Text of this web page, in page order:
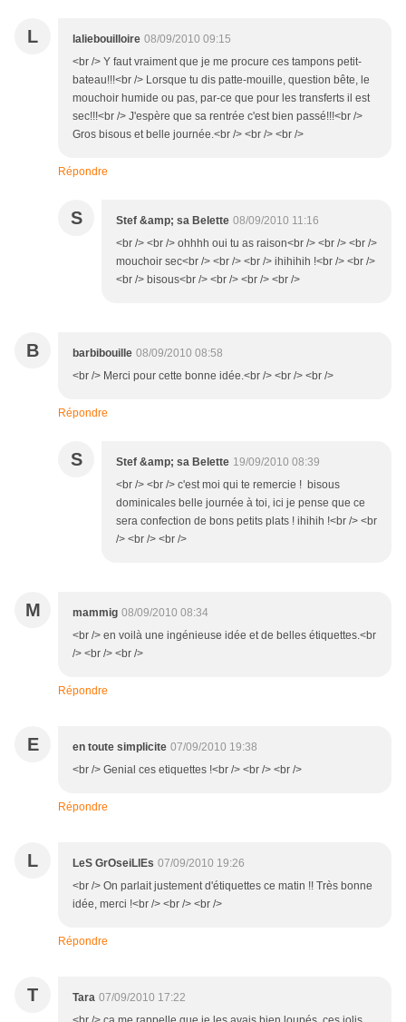
L laliebouilloire 08/09/2010 09:15
<br /> Y faut vraiment que je me procure ces tampons petit-
bateau!!!<br /> Lorsque tu dis patte-mouille, question bête, le
mouchoir humide ou pas, par-ce que pour les transferts il est
sec!!!<br /> J'espère que sa rentrée c'est bien passé!!!<br />
Gros bisous et belle journée.<br /> <br /> <br />
Répondre
S Stef &amp; sa Belette 08/09/2010 11:16
<br /> <br /> ohhhh oui tu as raison<br /> <br /> <br />
mouchoir sec<br /> <br /> <br /> ihihihih !<br /> <br />
<br /> bisous<br /> <br /> <br /> <br />
B barbibouille 08/09/2010 08:58
<br /> Merci pour cette bonne idée.<br /> <br /> <br />
Répondre
S Stef &amp; sa Belette 19/09/2010 08:39
<br /> <br /> c'est moi qui te remercie ! bisous
dominicales belle journée à toi, ici je pense que ce
sera confection de bons petits plats ! ihihih !<br /> <br
/> <br /> <br />
M mammig 08/09/2010 08:34
<br /> en voilà une ingénieuse idée et de belles étiquettes.<br
/> <br /> <br />
Répondre
E en toute simplicite 07/09/2010 19:38
<br /> Genial ces etiquettes !<br /> <br /> <br />
Répondre
L LeS GrOseiLlEs 07/09/2010 19:26
<br /> On parlait justement d'étiquettes ce matin !! Très bonne
idée, merci !<br /> <br /> <br />
Répondre
T Tara 07/09/2010 17:22